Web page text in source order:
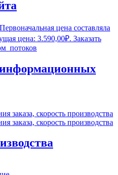
Первоначальная цена составляла
цена: 3.590,00₽. Заказать